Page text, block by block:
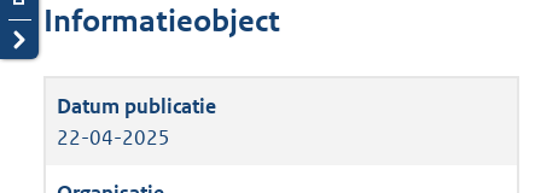
Informatieobject
22-04-2025